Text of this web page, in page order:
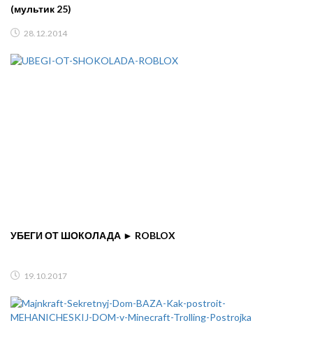
(мультик 25)
28.12.2014
УБЕГИ ОТ ШОКОЛАДА ► ROBLOX
19.10.2017